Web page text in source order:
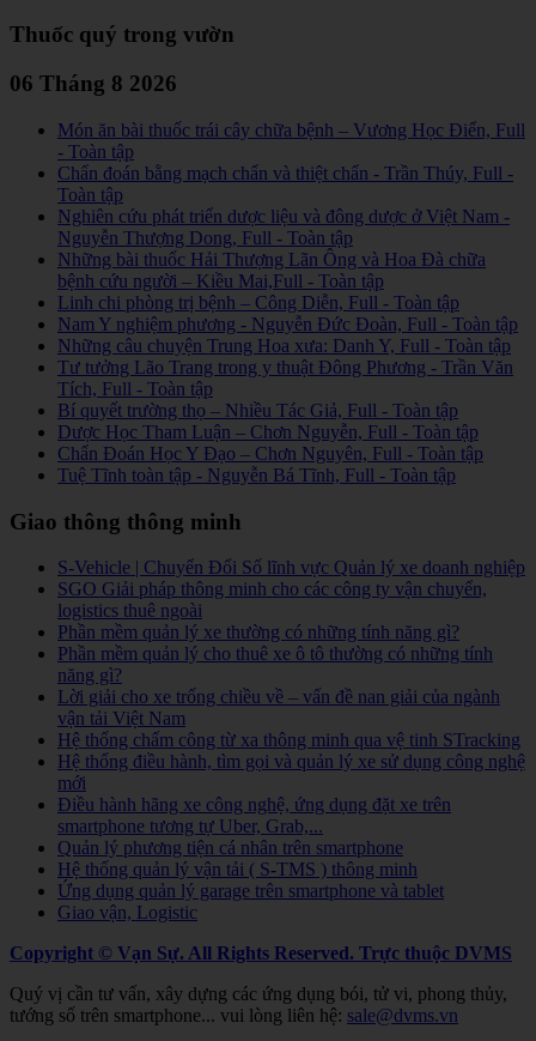
Thuốc quý trong vườn
06 Tháng 8 2026
Món ăn bài thuốc trái cây chữa bệnh – Vương Học Điển, Full
- Toàn tập
Chẩn đoán bằng mạch chẩn và thiệt chẩn - Trần Thúy, Full -
Toàn tập
Nghiên cứu phát triển dược liệu và đông dược ở Việt Nam -
Nguyễn Thượng Dong, Full - Toàn tập
Những bài thuốc Hải Thượng Lãn Ông và Hoa Đà chữa
bệnh cứu người – Kiều Mai,Full - Toàn tập
Linh chi phòng trị bệnh – Công Diễn, Full - Toàn tập
Nam Y nghiệm phương - Nguyễn Đức Đoàn, Full - Toàn tập
Những câu chuyện Trung Hoa xưa: Danh Y, Full - Toàn tập
Tư tưởng Lão Trang trong y thuật Đông Phương - Trần Văn
Tích, Full - Toàn tập
Bí quyết trường thọ – Nhiều Tác Giả, Full - Toàn tập
Dược Học Tham Luận – Chơn Nguyễn, Full - Toàn tập
Chẩn Đoán Học Y Đạo – Chơn Nguyên, Full - Toàn tập
Tuệ Tĩnh toàn tập - Nguyễn Bá Tĩnh, Full - Toàn tập
Giao thông thông minh
S-Vehicle | Chuyển Đổi Số lĩnh vực Quản lý xe doanh nghiệp
SGO Giải pháp thông minh cho các công ty vận chuyển,
logistics thuê ngoài
Phần mềm quản lý xe thường có những tính năng gì?
Phần mềm quản lý cho thuê xe ô tô thường có những tính
năng gì?
Lời giải cho xe trống chiều về – vấn đề nan giải của ngành
vận tải Việt Nam
Hệ thống chấm công từ xa thông minh qua vệ tinh STracking
Hệ thống điều hành, tìm gọi và quản lý xe sử dụng công nghệ
mới
Điều hành hãng xe công nghệ, ứng dụng đặt xe trên
smartphone tương tự Uber, Grab,...
Quản lý phương tiện cá nhân trên smartphone
Hệ thống quản lý vận tải ( S-TMS ) thông minh
Ứng dụng quản lý garage trên smartphone và tablet
Giao vận, Logistic
Copyright © Vạn Sự. All Rights Reserved. Trực thuộc DVMS
Quý vị cần tư vấn, xây dựng các ứng dụng bói, tử vi, phong thủy,
tướng số trên smartphone... vui lòng liên hệ: sale@dvms.vn